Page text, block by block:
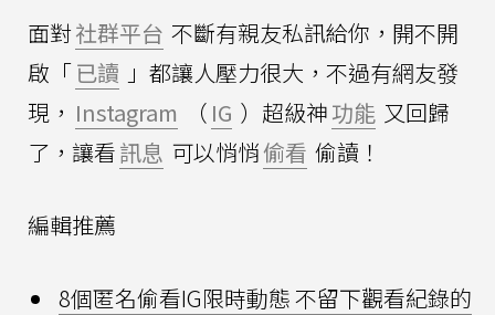
面對社群平台 不斷有親友私訊給你，開不開
啟「已讀 」都讓人壓力很大，不過有網友發
現， Instagram （ IG ）超級神功能 又回歸
了，讓看訊息 可以悄悄偷看 偷讀！
編輯推薦
8個匿名偷看IG限時動態 不留下觀看紀錄的